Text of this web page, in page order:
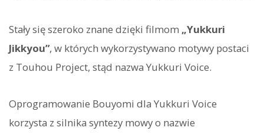
Stały się szeroko znane dzięki filmom „Yukkuri
Jikkyou”, w których wykorzystywano motywy postaci
z Touhou Project, stąd nazwa Yukkuri Voice.
Oprogramowanie Bouyomi dla Yukkuri Voice
korzysta z silnika syntezy mowy o nazwie